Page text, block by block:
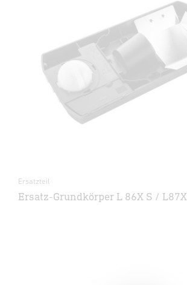
Ersatzteil
Ersatz-Grundkörper L 86X S / L87X